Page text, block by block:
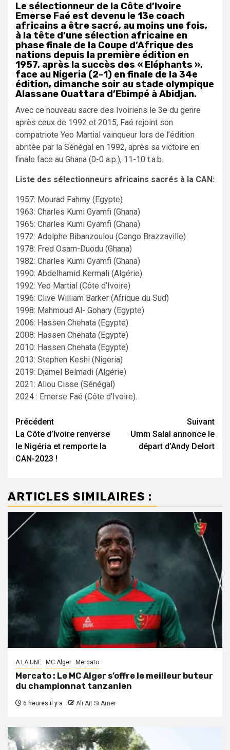
Le sélectionneur de la Côte d’Ivoire
Emerse Faé est devenu le 13e coach
africains a être sacré, au moins une fois,
à la tête d’une sélection africaine en
phase finale de la Coupe d’Afrique des
nations depuis la première édition en
1957, après la succès des « Eléphants »,
face au Nigeria (2-1) en finale de la 34e
édition, dimanche soir au stade olympique
Alassane Ouattara d’Ebimpé à Abidjan.
Avec ce nouveau sacre des Ivoiriens le 3e du genre
après ceux de 1992 et 2015, Faé rejoint son
compatriote Yeo Martial vainqueur lors de l’édition
abritée par la Sénégal en 1992, après sa victoire en
finale face au Ghana (0-0 a.p.), 11-10 t.a.b.
Liste des sélectionneurs africains sacrés à la CAN:
1957: Mourad Fahmy (Egypte)
1963: Charles Kumi Gyamfi (Ghana)
1965: Charles Kumi Gyamfi (Ghana)
1972: Adolphe Bibanzoulou (Congo Brazzaville)
1978: Fred Osam-Duodu (Ghana)
1982: Charles Kumi Gyamfi (Ghana)
1990: Abdelhamid Kermali (Algérie)
1992: Yeo Martial (Côte d’Ivoire)
1996: Clive William Barker (Afrique du Sud)
1998: Mahmoud Al- Gohary (Egypte)
2006: Hassen Chehata (Egypte)
2008: Hassen Chehata (Egypte)
2010: Hassen Chehata (Egypte)
2013: Stephen Keshi (Nigeria)
2019: Djamel Belmadi (Algérie)
2021: Aliou Cisse (Sénégal)
2024 : Emerse Faé (Côte d’Ivoire).
Navigation
d’article
Précédent
La Côte d’Ivoire renverse
le Nigéria et remporte la
CAN-2023 !
Suivant
Umm Salal annonce le
départ d’Andy Delort
ARTICLES SIMILAIRES :
A LA UNE MC Alger Mercato
Mercato : Le MC Alger s’offre le meilleur buteur
du championnat tanzanien
6 heures il y a Ali Ait Si Amer